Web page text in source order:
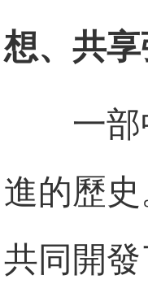
想、共
一
進的歷
共同開